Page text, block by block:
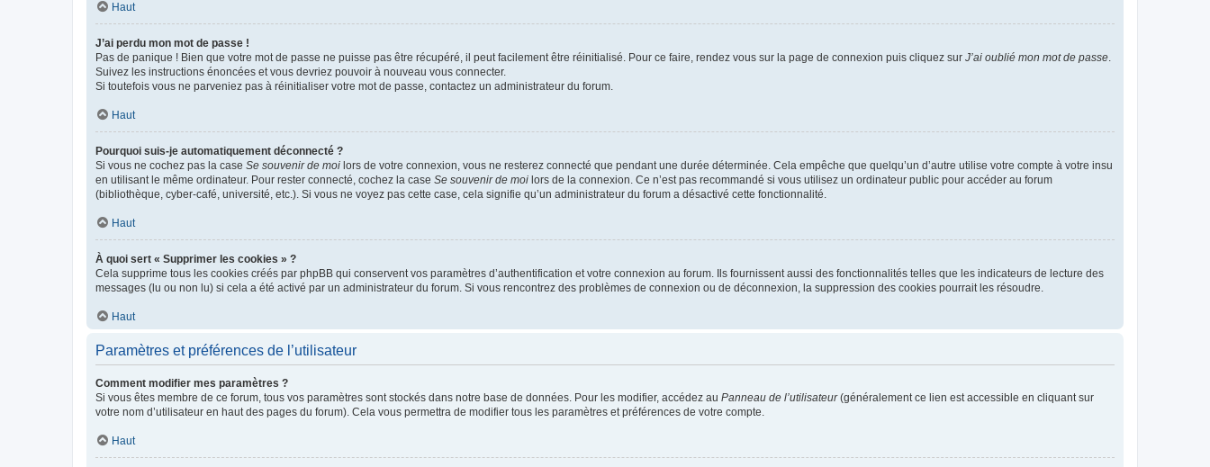
Haut
J’ai perdu mon mot de passe !
Pas de panique ! Bien que votre mot de passe ne puisse pas être récupéré, il peut facilement être réinitialisé. Pour ce faire, rendez vous sur la page de connexion puis cliquez sur J’ai oublié mon mot de passe.
Suivez les instructions énoncées et vous devriez pouvoir à nouveau vous connecter.
Si toutefois vous ne parveniez pas à réinitialiser votre mot de passe, contactez un administrateur du forum.
Haut
Pourquoi suis-je automatiquement déconnecté ?
Si vous ne cochez pas la case Se souvenir de moi lors de votre connexion, vous ne resterez connecté que pendant une durée déterminée. Cela empêche que quelqu’un d’autre utilise votre compte à votre insu
en utilisant le même ordinateur. Pour rester connecté, cochez la case Se souvenir de moi lors de la connexion. Ce n’est pas recommandé si vous utilisez un ordinateur public pour accéder au forum
(bibliothèque, cyber-café, université, etc.). Si vous ne voyez pas cette case, cela signifie qu’un administrateur du forum a désactivé cette fonctionnalité.
Haut
À quoi sert « Supprimer les cookies » ?
Cela supprime tous les cookies créés par phpBB qui conservent vos paramètres d’authentification et votre connexion au forum. Ils fournissent aussi des fonctionnalités telles que les indicateurs de lecture des
messages (lu ou non lu) si cela a été activé par un administrateur du forum. Si vous rencontrez des problèmes de connexion ou de déconnexion, la suppression des cookies pourrait les résoudre.
Haut
Paramètres et préférences de l’utilisateur
Comment modifier mes paramètres ?
Si vous êtes membre de ce forum, tous vos paramètres sont stockés dans notre base de données. Pour les modifier, accédez au Panneau de l’utilisateur(généralement ce lien est accessible en cliquant sur
votre nom d’utilisateur en haut des pages du forum). Cela vous permettra de modifier tous les paramètres et préférences de votre compte.
Haut